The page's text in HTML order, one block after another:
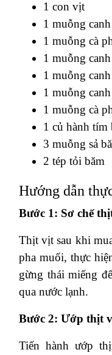
1 con vịt
1 muỗng
1 muỗng cà
1 muỗng
1 muỗng
1 muỗng
1 muỗng cà
1 củ hành tím
3 muỗng sả
2 tép tỏi băm
Hướng dẫn
Bước 1: Sơ chế
Thịt vịt sau khi
pha muối, thực
gừng thái miếng
qua nước lạnh.
Bước 2: Ướp thịt
Tiến hành ướp